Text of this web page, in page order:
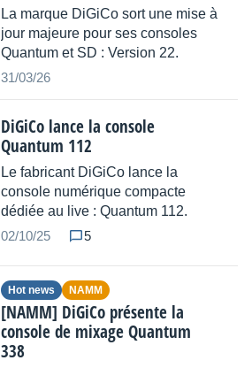
La marque DiGiCo sort une mise à
jour majeure pour ses consoles
Quantum et SD : Version 22.
31/03/26
DiGiCo lance la console
Quantum 112
Le fabricant DiGiCo lance la
console numérique compacte
dédiée au live : Quantum 112.
02/10/25
5
Hot news NAMM
[NAMM] DiGiCo présente la
console de mixage Quantum
338